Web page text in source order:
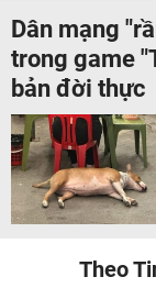
Dân mạng
trong game
bản đời thực
Theo